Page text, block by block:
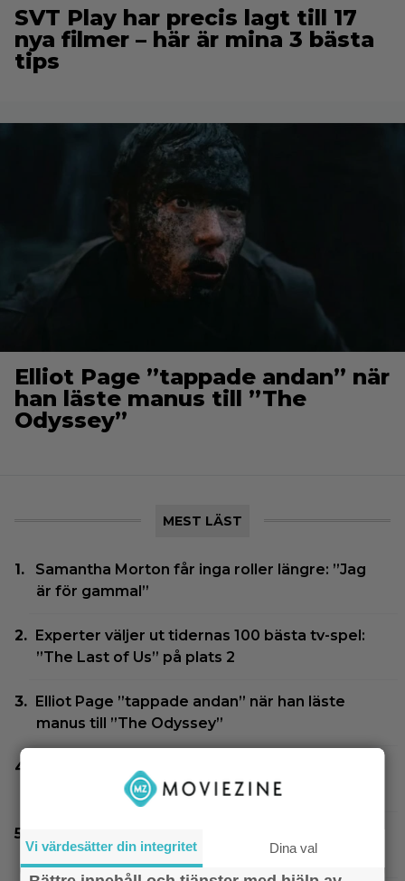
SVT Play har precis lagt till 17
nya filmer – här är mina 3 bästa
tips
Elliot Page ”tappade andan” när
han läste manus till ”The
Odyssey”
MEST LÄST
Samantha Morton får inga roller längre: ”Jag
är för gammal”
Experter väljer ut tidernas 100 bästa tv-spel:
”The Last of Us” på plats 2
Elliot Page ”tappade andan” när han läste
manus till ”The Odyssey”
SVT Play har precis lagt till 17 nya filmer – här
är mina 3 bästa tips
sista roller
Vi värdesätter din integritet Dina val